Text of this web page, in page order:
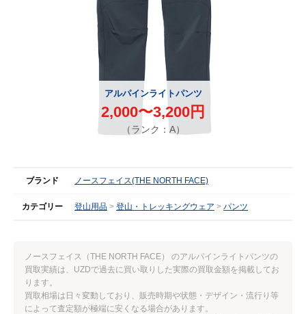
アルパインライトパンツ
2,000〜3,200円
（ランク：A）
ブランド ノースフェイス(THE NORTH FACE)
カテゴリー 登山用品 登山・トレッキングウェア パンツ
ノースフェイス（THE NORTH FACE） のアルパインライトパンツの
買取実績は、UZDで過去に買い取りした実際の買取金額を掲載してお
ります。
買取相場は日々変動しており、販売時期や状態・デザイン・流行り等
によって査定額が極端に安くなる場合があります。